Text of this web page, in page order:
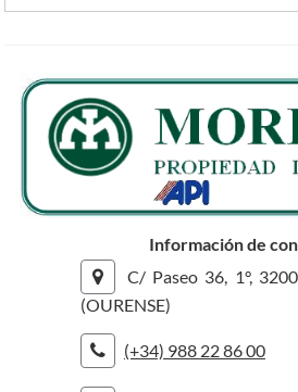
Información de
C/ Paseo 36, 1°,
(OURENSE)
(+34) 988 22 86 00